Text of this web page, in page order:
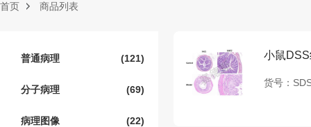
首页 商品列表
普通病理 (121)
分子病理 (69)
病理图像 (22)
小鼠
货号：